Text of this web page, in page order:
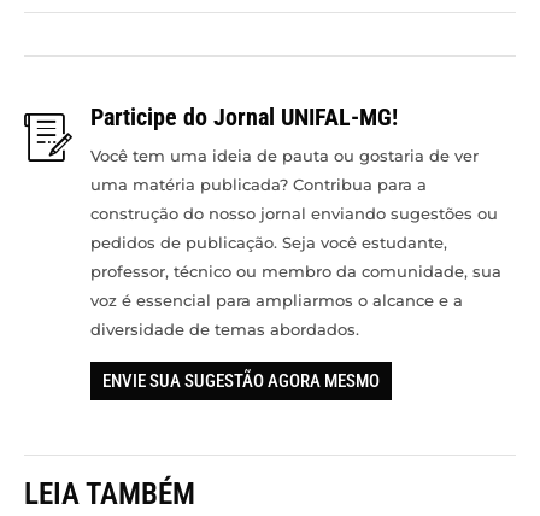
Participe do Jornal UNIFAL-MG!
Você tem uma ideia de pauta ou gostaria de ver
uma matéria publicada? Contribua para a
construção do nosso jornal enviando sugestões ou
pedidos de publicação. Seja você estudante,
professor, técnico ou membro da comunidade, sua
voz é essencial para ampliarmos o alcance e a
diversidade de temas abordados.
ENVIE SUA SUGESTÃO AGORA MESMO
LEIA TAMBÉM